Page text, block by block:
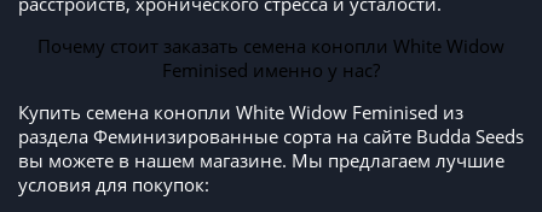
Почему стоит заказать семена конопли White Widow
Feminised именно у нас?
Купить семена конопли White Widow Feminised из
раздела Феминизированные сорта на сайте Budda Seeds
вы можете в нашем магазине. Мы предлагаем лучшие
условия для покупок: